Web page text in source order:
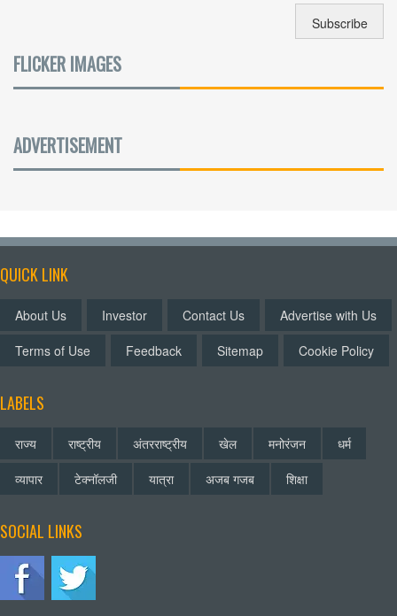
FLICKER IMAGES
ADVERTISEMENT
QUICK LINK
About Us Investor Contact Us
Advertise with Us
Terms of Use
Feedback Sitemap Cookie Policy
LABELS
राज्य राष्ट्रीय अंतरराष्ट्रीय खेल मनोरंजन
धर्म
व्यापार
टेक्नॉलजी यात्रा अजब गजब शिक्षा
SOCIAL LINKS